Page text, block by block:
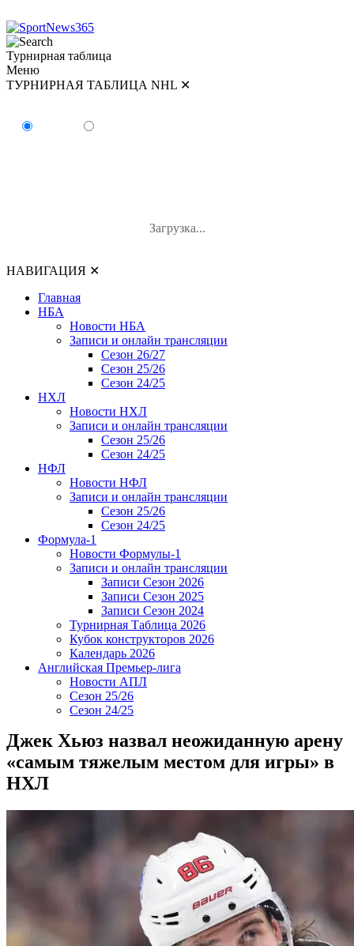
Турнирная таблица
Меню
ТУРНИРНАЯ ТАБЛИЦА NHL ✕
Загрузка...
НАВИГАЦИЯ ✕
Главная
НБА
Новости НБА
Записи и онлайн трансляции
Сезон 26/27
Сезон 25/26
Сезон 24/25
НХЛ
Новости НХЛ
Записи и онлайн трансляции
Сезон 25/26
Сезон 24/25
НФЛ
Новости НФЛ
Записи и онлайн трансляции
Сезон 25/26
Сезон 24/25
Формула-1
Новости Формулы-1
Записи и онлайн трансляции
Записи Сезон 2026
Записи Сезон 2025
Записи Сезон 2024
Турнирная Таблица 2026
Кубок конструкторов 2026
Календарь 2026
Английская Премьер-лига
Новости АПЛ
Сезон 25/26
Сезон 24/25
Джек Хьюз назвал неожиданную арену
«самым тяжелым местом для игры» в
НХЛ